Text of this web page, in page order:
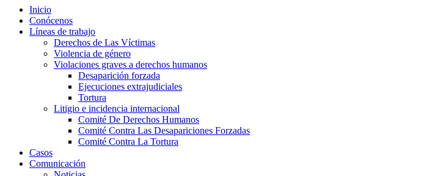
Inicio
Conócenos
Líneas de trabajo
Derechos de Las Víctimas
Violencia de género
Violaciones graves a derechos humanos
Desaparición forzada​
Ejecuciones extrajudiciales
Tortura
Litigio e incidencia internacional
Comité De Derechos Humanos​
Comité Contra Las Desapariciones Forzadas
Comité Contra La Tortura​
Casos
Comunicación